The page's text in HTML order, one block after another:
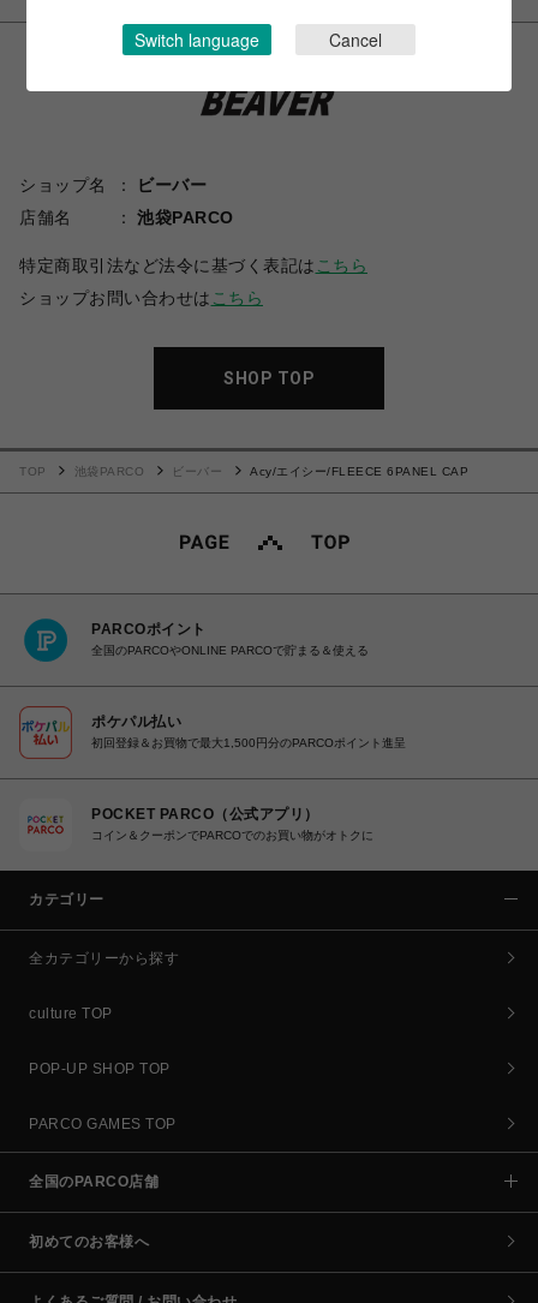
ショップ名
ビーバー
店舗名
池袋PARCO
特定商取引法など法令に基づく表記は こちら
ショップお問い合わせは こちら
SHOP TOP
TOP 池袋PARCO ビーバー Acy/エイシー/FLEECE 6PANEL CAP
PARCOポイント
全国のPARCOやONLINE PARCOで貯まる＆使える
ポケパル払い
初回登録＆お買物で最大1,500円分のPARCOポイント進呈
POCKET PARCO（公式アプリ）
コイン＆クーポンでPARCOでのお買い物がオトクに
カテゴリー
全カテゴリーから探す
culture TOP
POP-UP SHOP TOP
PARCO GAMES TOP
全国のPARCO店舗
初めてのお客様へ
Switch language Cancel